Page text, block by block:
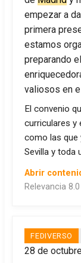
empezar a
primera
estamos
preparando
valiosos en
El convenio
curriculares y
como las que
Sevilla y toda
Abrir
Relevancia 8.0
FEDIVERSO
28 de